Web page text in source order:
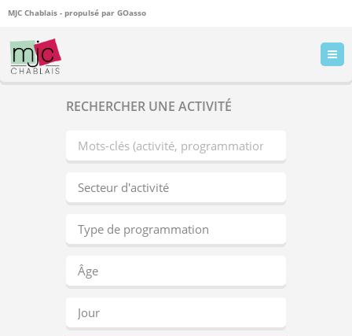
MJC Chablais - propulsé par GOasso
RECHERCHER UNE ACTIVITÉ